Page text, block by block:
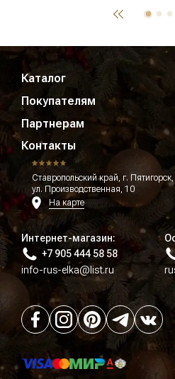
Каталог
Покупателям
Партнерам
Контакты
Ставропольский край, г.
ул. Производственная, 10
На карте
Интернет-магазин:
+7 905 444 58 58
info-rus-elka@list.ru